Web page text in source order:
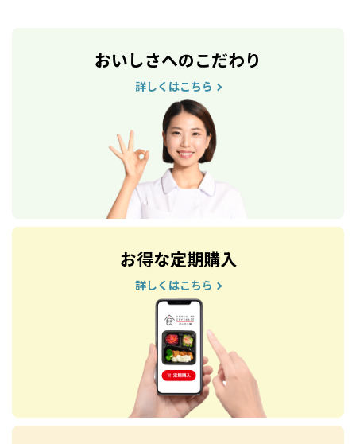
おいしさへのこだわり
詳しくはこちら
お得な定期購入
詳しくはこちら